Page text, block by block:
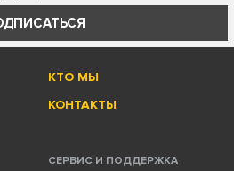
КТО МЫ
КОНТАКТЫ
СЕРВИС И ПОДДЕРЖКА